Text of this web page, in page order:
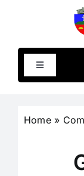
Toggle
Navigation
Home»